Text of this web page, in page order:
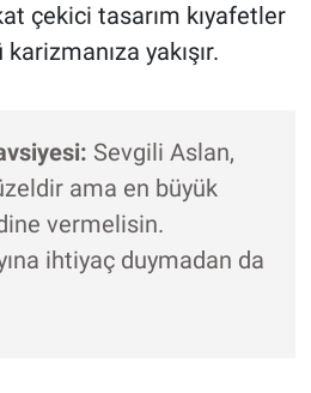
çekici tasarım kıyafetler
yakışır.
Sevgili Aslan,
ama en büyük
vermelisin.
ihtiyaç duymadan da